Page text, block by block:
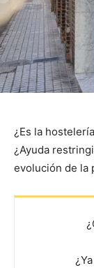
¿Es la
¿Ayuda
evolución de la